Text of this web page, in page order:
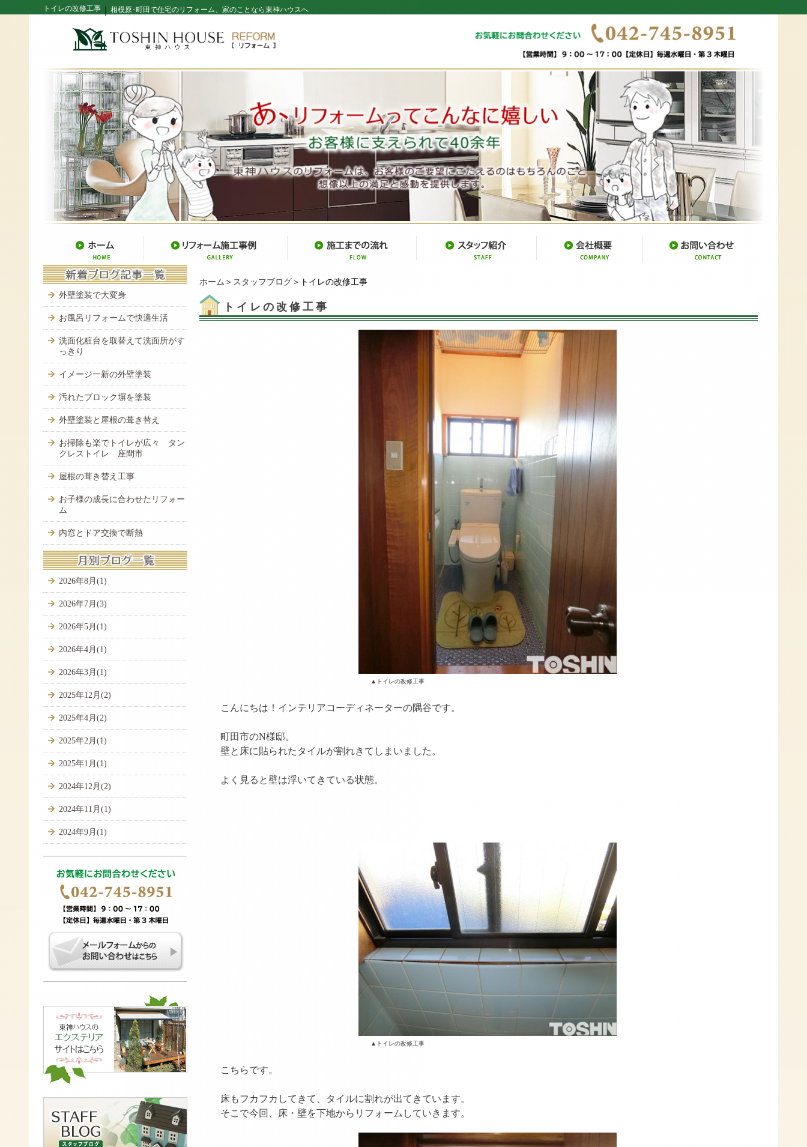
トイレの改修工事 相模原･町田で住宅のリフォーム、家のことなら東神ハウスへ
ホーム ＞ スタッフブログ ＞トイレの改修工事
トイレの改修工事
▲トイレの改修工事
こんにちは！インテリアコーディネーターの隅谷です。
町田市のN様邸。
壁と床に貼られたタイルが割れきてしまいました。
よく見ると壁は浮いてきている状態。
▲トイレの改修工事
こちらです。
床もフカフカしてきて、タイルに割れが出てきています。
そこで今回、床・壁を下地からリフォームしていきます。
外壁塗装で大変身
お風呂リフォームで快適生活
洗面化粧台を取替えて洗面所がす
っきり
イメージ一新の外壁塗装
汚れたブロック塀を塗装
外壁塗装と屋根の葺き替え
お掃除も楽でトイレが広々 タン
クレストイレ 座間市
屋根の葺き替え工事
お子様の成長に合わせたリフォー
ム
内窓とドア交換で断熱
2026年8月(1)
2026年7月(3)
2026年5月(1)
2026年4月(1)
2026年3月(1)
2025年12月(2)
2025年4月(2)
2025年2月(1)
2025年1月(1)
2024年12月(2)
2024年11月(1)
2024年9月(1)